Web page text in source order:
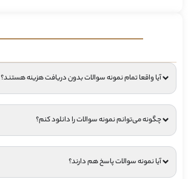
آیا واقعا تمام نمونه سوالات بدون دریافت هزینه هستند؟
چگونه می‌توانم نمونه سوالات را دانلود کنم؟
آیا نمونه سوالات پاسخ هم دارند؟